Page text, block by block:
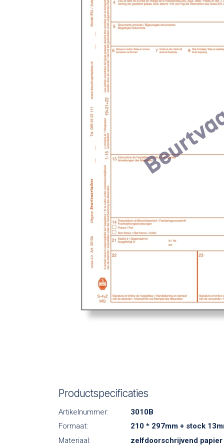
Productspecificaties
Artikelnummer:
3010B
Formaat:
210 * 297mm + stock
Materiaal:
zelfdoorschrijvend papier